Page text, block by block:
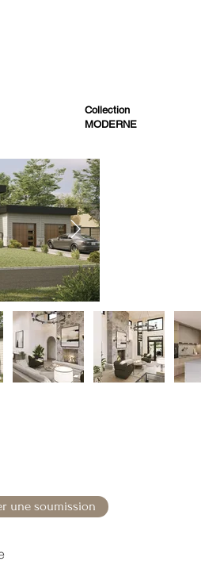
MODERNE
Collection
une soumission